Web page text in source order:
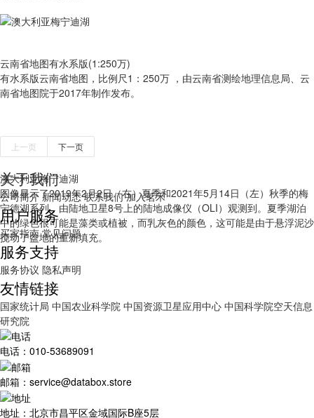
云南省地图有水系版(1:250万)
有​水系版云南省地图，比例尺1：250万 ，由云南省测绘地理信息局、云
南省地图院于2017年制作发布。
澳大利亚梅宁迪湖
图像显示了2019年2月2日（右）夏季和2021年5月14日（左）秋季的梅
宁德湖系列，由陆地卫星8号上的陆地成像仪（OLI）观测到。夏季湖泊
中的绿色很可能是藻类或植被，而乳灰色的颜色，这可能是由于悬浮泥沙
搅动了盆地的重新填充。
上一页 下一页
关于我们
公司简介 新闻动态 联系我们 加入茗禾
用户服务
买家指南 常见问题
服务支持
服务协议 隐私声明
友情链接
国家统计局 中国农业科学院 中国资源卫星应用中心 中国科学院空天信息
研究院
电话：010-53689091
邮箱：service@databox.store
地址：北京市昌平区金域国际B座5层